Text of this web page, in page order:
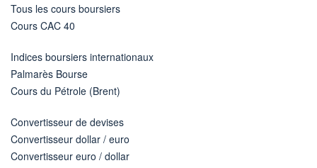
Tous les cours boursiers
Cours CAC 40
Indices boursiers internationaux
Palmarès Bourse
Cours du Pétrole (Brent)
Convertisseur de devises
Convertisseur dollar / euro
Convertisseur euro / dollar